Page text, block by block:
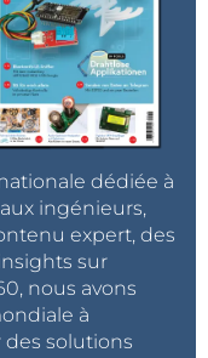
dédiée à
ingénieurs,
expert, des
sur
nous avons
à
solutions